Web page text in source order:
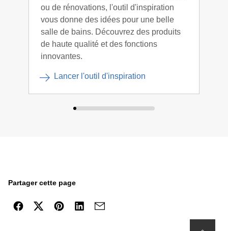
ou de rénovations, l'outil d'inspiration
vous donne des idées pour une belle
salle de bains. Découvrez des produits
de haute qualité et des fonctions
innovantes.
Lancer l'outil d'inspiration
Partager cette page